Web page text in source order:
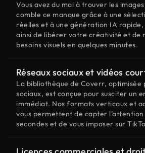
Vous avez du mal à trouver les
comble ce manque grâce à une
réelles et à une génération IA
ainsi de libérer votre créativité et de
besoins visuels en quelques minutes.
Réseaux sociaux et vidéos
La bibliothèque de Coverr, optimisée
sociaux, est conçue pour susciter un
immédiat. Nos formats verticaux et
vous permettent de capter l'attention
secondes et de vous imposer sur